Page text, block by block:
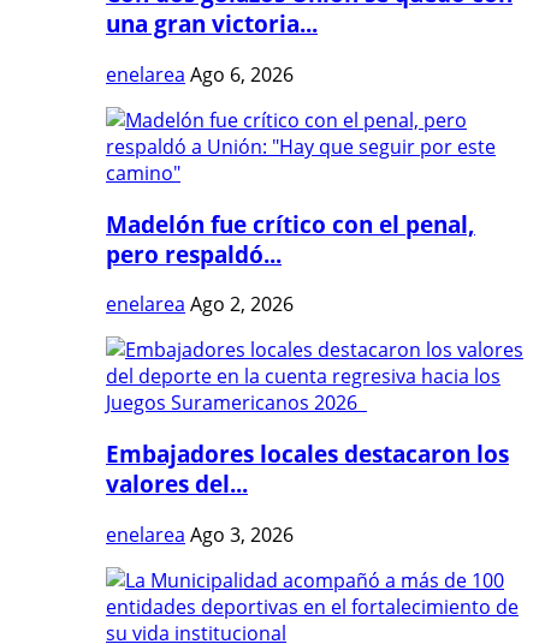
una gran victoria...
enelarea Ago 6, 2026
Madelón fue crítico con el penal,
pero respaldó...
enelarea Ago 2, 2026
Embajadores locales destacaron los
valores del...
enelarea Ago 3, 2026